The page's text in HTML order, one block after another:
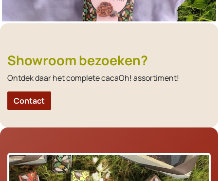
Showroom bezoeken?
Ontdek daar het complete cacaOh! assortiment!
Contact